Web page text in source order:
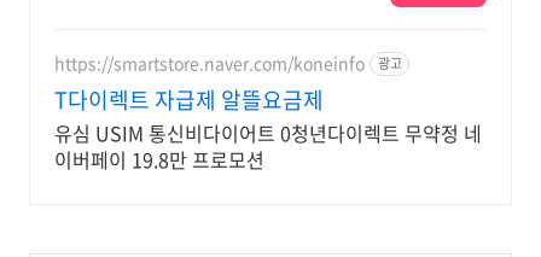
https://smartstore.naver.com/koneinfo 광고
T다이렉트 자급제 알뜰요금제
유심 USIM 통신비다이어트 0청년다이렉트 무약정 네
이버페이 19.8만 프로모션